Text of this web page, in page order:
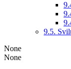
9.5.
None
None